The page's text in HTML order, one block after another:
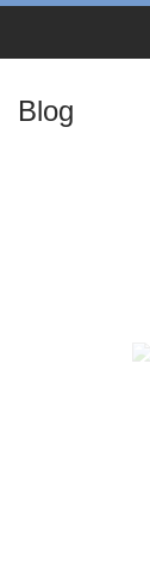
Blog